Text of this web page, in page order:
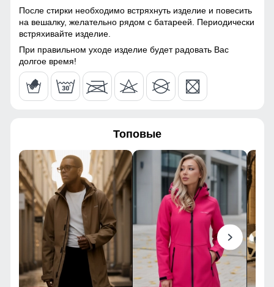
После стирки необходимо встряхнуть изделие и повесить
на вешалку, желательно рядом с батареей. Периодически
встряхивайте изделие.
При правильном уходе изделие будет радовать Вас
долгое время!
Топовые